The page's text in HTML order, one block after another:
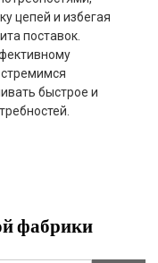
цепей и избегая
поставок.
быстрое и
фабрики